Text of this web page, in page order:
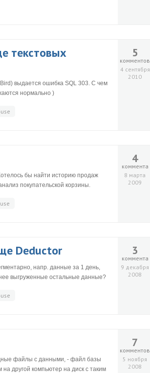
5
комментов
4 сентября
2010
текстовых
выдается ошибка SQL 303. С чем
нормально )
4
коммента
8 марта
2009
бы найти историю продаж
покупательской корзины.
3
коммента
9 декабря
2008
Deductor
напр. данные за 1 день,
выгруженные остальные данные?
7
комментов
5 ноября
2008
файлы с данными, - файл базы
другой компьютер на диск с таким